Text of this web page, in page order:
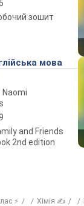
зошит
мова
Naomi
and Friends
2nd edition
⚡ Хімія ✍